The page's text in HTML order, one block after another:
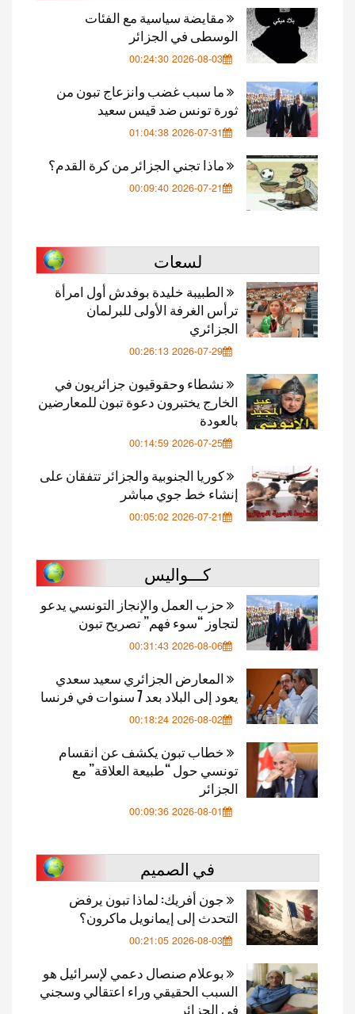
مقايضة سياسية مع الفئات
الوسطى في الجزائر
2026-08-03 00:24:30
ما سبب غضب وانزعاج تبون من
ثورة تونس ضد قيس سعيد
2026-07-31 01:04:38
ماذا تجني الجزائر من كرة القدم؟
2026-07-21 00:09:40
لسعات
الطبيبة خليدة بوفدش أول امرأة
ترأس الغرفة الأولى للبرلمان
الجزائري
2026-07-29 00:26:13
نشطاء وحقوقيون جزائريون في
الخارج يختبرون دعوة تبون للمعارضين
بالعودة
2026-07-25 00:14:59
كوريا الجنوبية والجزائر تتفقان على
إنشاء خط جوي مباشر
2026-07-21 00:05:02
كـــواليس
حزب العمل والإنجاز التونسي يدعو
لتجاوز “سوء فهم” تصريح تبون
2026-08-06 00:31:43
المعارض الجزائري سعيد سعدي
يعود إلى البلاد بعد 7 سنوات في فرنسا
2026-08-02 00:18:24
خطاب تبون يكشف عن انقسام
تونسي حول “طبيعة العلاقة” مع
الجزائر
2026-08-01 00:09:36
في الصميم
جون أفريك: لماذا تبون يرفض
التحدث إلى إيمانويل ماكرون؟
2026-08-03 00:21:05
بوعلام صنصال دعمي لإسرائيل هو
السبب الحقيقي وراء اعتقالي وسجني
في الجزائر